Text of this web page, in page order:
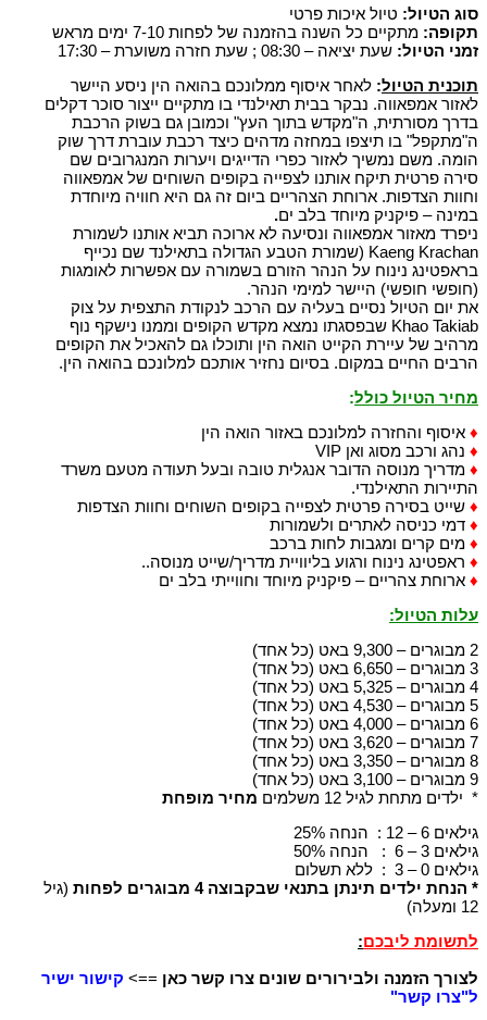
סוג הטיול: טיול איכות פרטי
תקופה: מתקיים כל השנה בהזמנה של לפחות 7-10 ימים מראש
זמני הטיול: שעת יציאה – 08:30 ; שעת חזרה משוערת – 17:30
תוכנית הטיול: לאחר איסוף ממלונכם בהואה הין ניסע היישר
לאזור אמפאווה. נבקר בבית תאילנדי בו מתקיים ייצור סוכר דקלים
בדרך מסורתית, ה"מקדש בתוך העץ" וכמובן גם בשוק הרכבת
ה"מתקפל" בו תיצפו במחזה מדהים כיצד רכבת עוברת דרך שוק
הומה. משם נמשיך לאזור כפרי הדייגים ויערות המנגרובים שם
סירה פרטית תיקח אותנו לצפייה בקופים השוחים של אמפאווה
וחוות הצדפות. ארוחת הצהריים ביום זה גם היא חוויה מיוחדת
במינה – פיקניק מיוחד בלב ים.
ניפרד מאזור אמפאווה ונסיעה לא ארוכה תביא אותנו לשמורת
Kaeng Krachan (שמורת הטבע הגדולה בתאילנד שם נכייף
בראפטינג נינוח על הנהר הזורם בשמורה עם אפשרות לאומגות
(חופשי חופשי) היישר למימי הנהר.
את יום הטיול נסיים בעליה עם הרכב לנקודת התצפית על צוק
Khao Takiab שבפסגתו נמצא מקדש הקופים וממנו נישקף נוף
מרהיב של עיירת הקייט הואה הין ותוכלו גם להאכיל את הקופים
הרבים החיים במקום. בסיום נחזיר אותכם למלונכם בהואה הין.
מחיר הטיול כולל:
♦ איסוף והחזרה למלונכם באזור הואה הין
♦ נהג ורכב מסוג ואן VIP
♦ מדריך מנוסה הדובר אנגלית טובה ובעל תעודה מטעם משרד
התיירות התאילנדי.
♦ שייט בסירה פרטית לצפייה בקופים השוחים וחוות הצדפות
♦ דמי כניסה לאתרים ולשמורות
♦ מים קרים ומגבות לחות ברכב
♦ ראפטינג נינוח ורגוע בליוויית מדריך/שייט מנוסה..
♦ ארוחת צהריים – פיקניק מיוחד וחווייתי בלב ים
עלות הטיול:
2 מבוגרים – 9,300 באט (כל אחד)
3 מבוגרים – 6,650 באט (כל אחד)
4 מבוגרים – 5,325 באט (כל אחד)
5 מבוגרים – 4,530 באט (כל אחד)
6 מבוגרים – 4,000 באט (כל אחד)
7 מבוגרים – 3,620 באט (כל אחד)
8 מבוגרים – 3,350 באט (כל אחד)
9 מבוגרים – 3,100 באט (כל אחד)
* ילדים מתחת לגיל 12 משלמים
מחיר מופחת
גילאים 6 – 12 : הנחה 25%
גילאים 3 – 6 : הנחה 50%
גילאים 0 – 3 : ללא תשלום
* הנחת ילדים תינתן בתנאי שבקבוצה 4 מבוגרים לפחות
(גיל
12 ומעלה)
לתשומת ליבכם:
לצורך הזמנה ולבירורים שונים צרו קשר כאן ==> קישור ישיר
ל"צרו קשר"